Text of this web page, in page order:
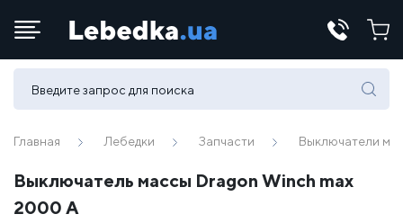
Телефоны:
(067) 430 82-15
Главная Лебедки Запчасти Выключатели
Выключатель массы Dragon Winch max
2000 A